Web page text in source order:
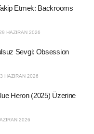
Etmek: Backrooms
HAZIRAN 2026
Sevgi: Obsession
HAZIRAN 2026
Heron (2025) Üzerine
2026